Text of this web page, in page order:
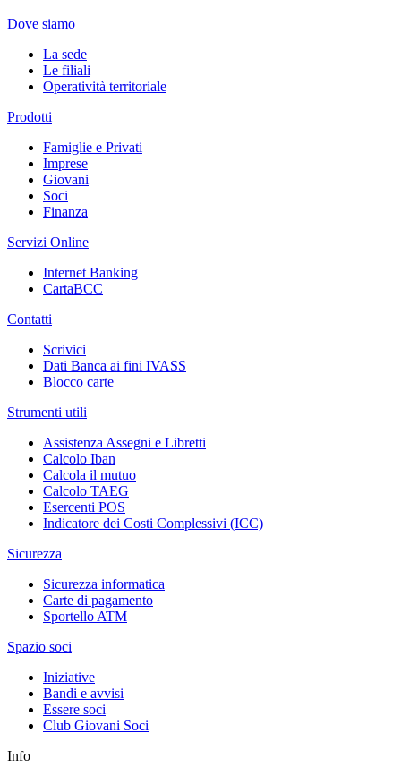
Dove siamo
La sede
Le filiali
Operatività territoriale
Prodotti
Famiglie e Privati
Imprese
Giovani
Soci
Finanza
Servizi Online
Internet Banking
CartaBCC
Contatti
Scrivici
Dati Banca ai fini IVASS
Blocco carte
Strumenti utili
Assistenza Assegni e Libretti
Calcolo Iban
Calcola il mutuo
Calcolo TAEG
Esercenti POS
Indicatore dei Costi Complessivi (ICC)
Sicurezza
Sicurezza informatica
Carte di pagamento
Sportello ATM
Spazio soci
Iniziative
Bandi e avvisi
Essere soci
Club Giovani Soci
Info